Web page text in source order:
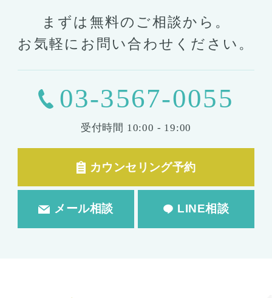
まずは無料のご相談から。
お気軽にお問い合わせください。
03-3567-0055
受付時間 10:00 - 19:00
カウンセリング予約
メール相談 LINE相談